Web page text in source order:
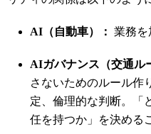
AI（自動車）： 業務を
AIガバナンス（交通ル
さないためのルール作
定、倫理的な判断。「
任を持つか」を決める